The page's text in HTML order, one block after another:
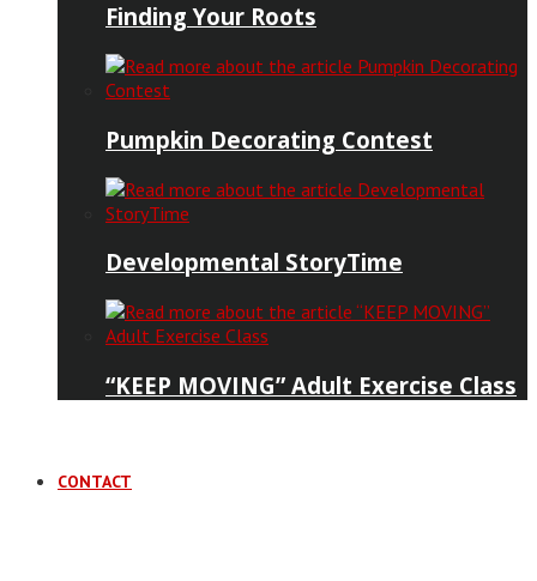
Finding Your Roots
Pumpkin Decorating Contest
Developmental StoryTime
“KEEP MOVING” Adult Exercise Class
CONTACT